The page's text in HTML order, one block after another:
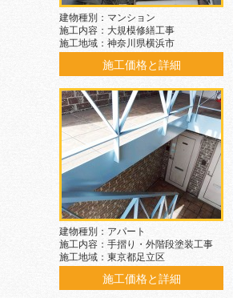
建物種別：マンション
施工内容：大規模修繕工事
施工地域：神奈川県横浜市
施工価格と詳細
建物種別：アパート
施工内容：手摺り・外階段塗装工事
施工地域：東京都足立区
施工価格と詳細